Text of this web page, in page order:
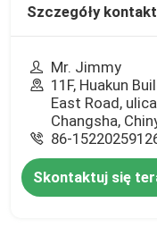
Szczegóły
Mr. Jimmy
11F, Huakun
East Road,
Changsha,
86-
Skontaktuj się